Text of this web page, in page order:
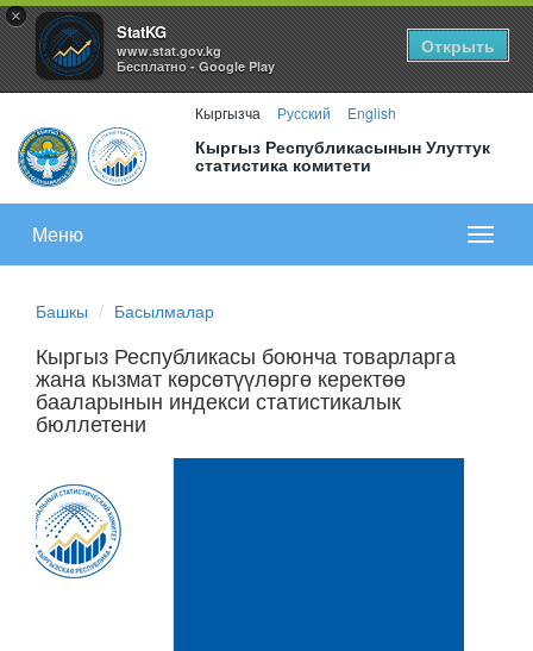
×
StatKG
www.stat.gov.kg
Бесплатно - Google Play
Открыть
Кыргызча Русский English
Кыргыз Республикасынын Улуттук
статистика комитети
меню
Меню
Башкы Басылмалар
Кыргыз Республикасы боюнча товарларга
жана кызмат көрсөтүүлөргө керектөө
бааларынын индекси статистикалык
бюллетени